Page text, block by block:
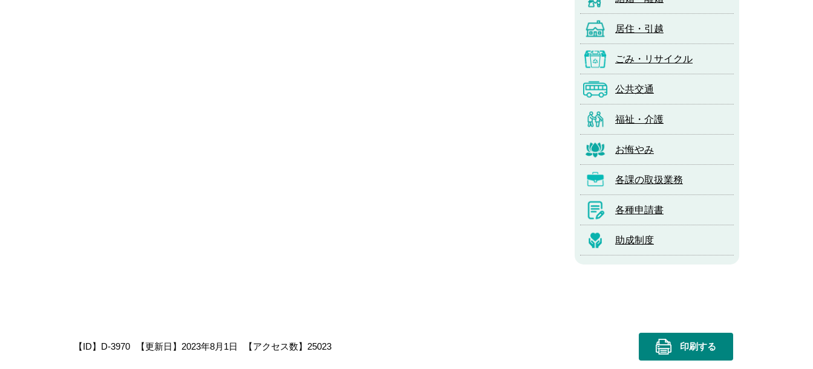
【ID】 D-3970 【更新日】 2023年8月1日 【アクセス数】 25023 印刷する
居住・引越
ごみ・リサイクル
公共交通
福祉・介護
お悔やみ
各課の取扱業務
各種申請書
助成制度